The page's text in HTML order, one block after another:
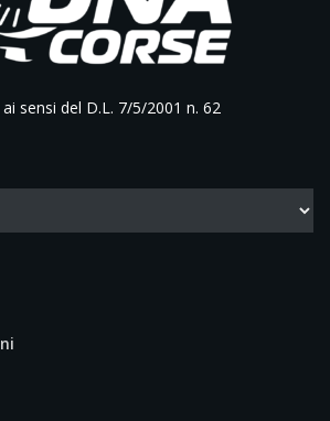
sensi del D.L. 7/5/2001 n. 62